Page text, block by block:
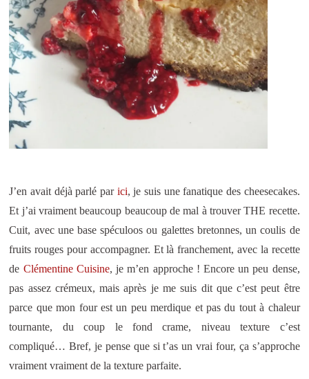
J’en avait déjà parlé par ici, je suis une fanatique des cheesecakes.
Et j’ai vraiment beaucoup beaucoup de mal à trouver THE recette.
Cuit, avec une base spéculoos ou galettes bretonnes, un coulis de
fruits rouges pour accompagner. Et là franchement, avec la recette
de Clémentine Cuisine, je m’en approche ! Encore un peu dense,
pas assez crémeux, mais après je me suis dit que c’est peut être
parce que mon four est un peu merdique et pas du tout à chaleur
tournante, du coup le fond crame, niveau texture c’est
compliqué… Bref, je pense que si t’as un vrai four, ça s’approche
vraiment vraiment de la texture parfaite.